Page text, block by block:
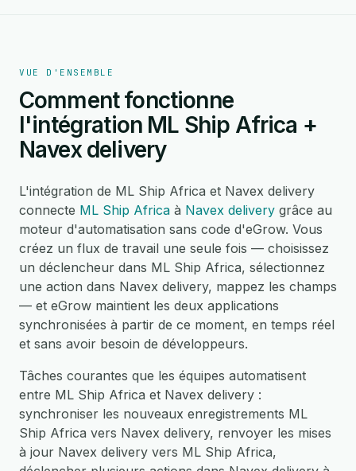
VUE D'ENSEMBLE
Comment fonctionne
l'intégration ML Ship Africa +
Navex delivery
L'intégration de ML Ship Africa et Navex delivery
connecte ML Ship Africa à Navex delivery grâce au
moteur d'automatisation sans code d'eGrow. Vous
créez un flux de travail une seule fois — choisissez
un déclencheur dans ML Ship Africa, sélectionnez
une action dans Navex delivery, mappez les champs
— et eGrow maintient les deux applications
synchronisées à partir de ce moment, en temps réel
et sans avoir besoin de développeurs.
Tâches courantes que les équipes automatisent
entre ML Ship Africa et Navex delivery :
synchroniser les nouveaux enregistrements ML
Ship Africa vers Navex delivery, renvoyer les mises
à jour Navex delivery vers ML Ship Africa,